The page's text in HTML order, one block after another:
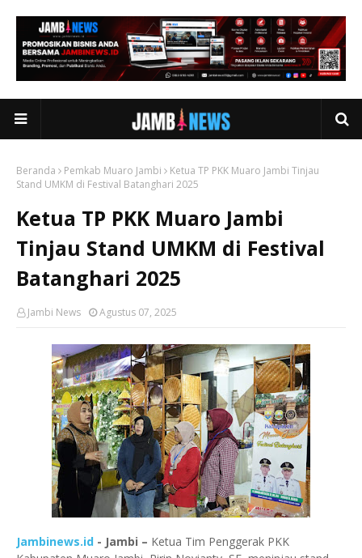
Beranda Pemkab Muaro Jambi
Ketua TP PKK Muaro Jambi Tinjau
Stand UMKM di Festival Batanghari 2025
Ketua TP PKK Muaro Jambi
Tinjau Stand UMKM di Festival
Batanghari 2025
Jambi News Agustus 07, 2025
Jambinews.id - Jambi – Ketua Tim Penggerak PKK